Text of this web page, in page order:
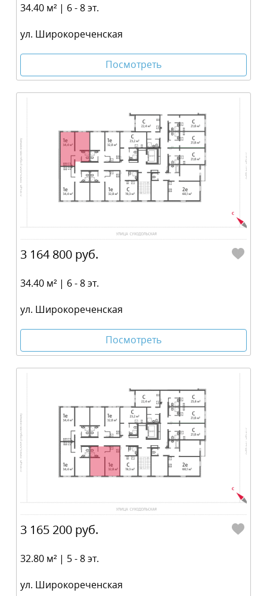
34.40 м² | 6 - 8 эт.
ул. Широкореченская
Посмотреть
3 164 800 руб.
34.40 м² | 6 - 8 эт.
ул. Широкореченская
Посмотреть
3 165 200 руб.
32.80 м² | 5 - 8 эт.
ул. Широкореченская